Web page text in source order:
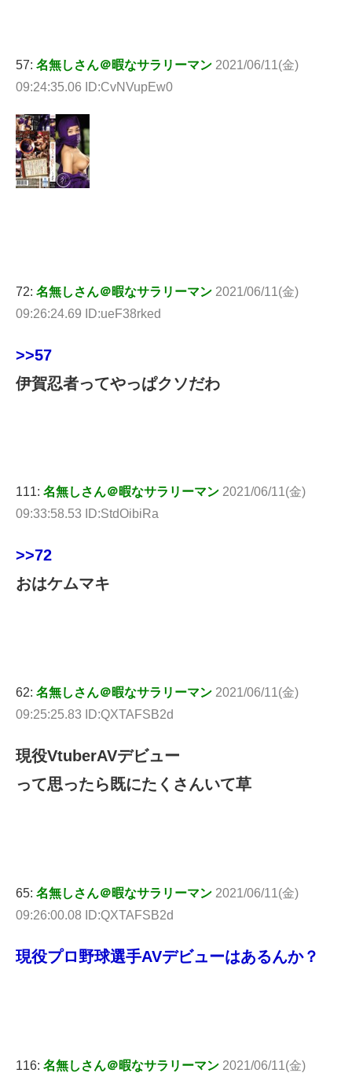
57: 名無しさん＠暇なサラリーマン 2021/06/11(金)
09:24:35.06 ID:CvNVupEw0
72: 名無しさん＠暇なサラリーマン 2021/06/11(金)
09:26:24.69 ID:ueF38rked
>>57
伊賀忍者ってやっぱクソだわ
111: 名無しさん＠暇なサラリーマン 2021/06/11(金)
09:33:58.53 ID:StdOibiRa
>>72
おはケムマキ
62: 名無しさん＠暇なサラリーマン 2021/06/11(金)
09:25:25.83 ID:QXTAFSB2d
現役VtuberAVデビュー
って思ったら既にたくさんいて草
65: 名無しさん＠暇なサラリーマン 2021/06/11(金)
09:26:00.08 ID:QXTAFSB2d
現役プロ野球選手AVデビューはあるんか？
116: 名無しさん＠暇なサラリーマン 2021/06/11(金)